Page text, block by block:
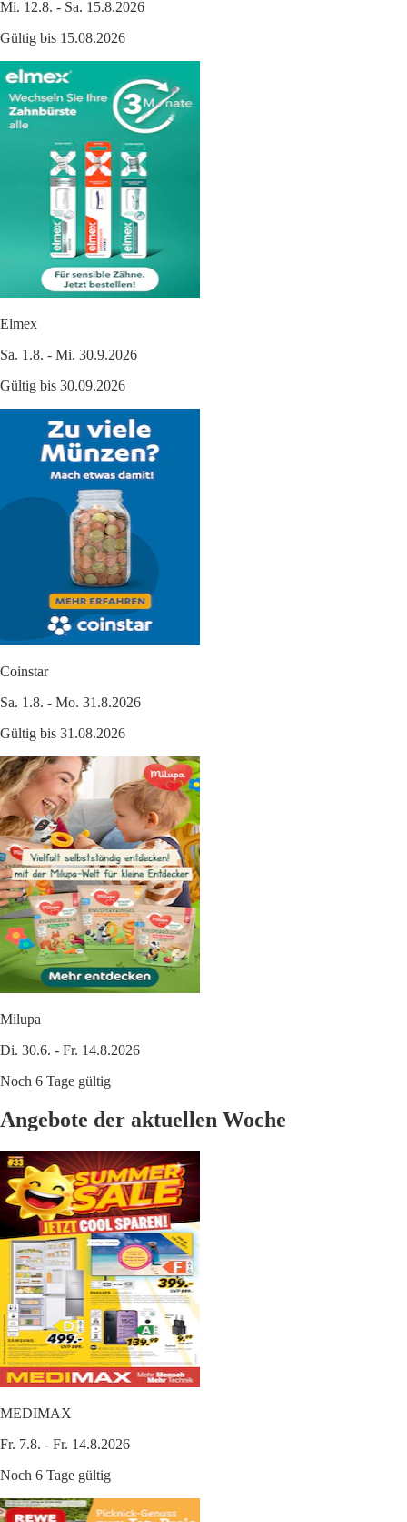
Mi. 12.8. - Sa. 15.8.2026
Gültig bis 15.08.2026
Elmex
Sa. 1.8. - Mi. 30.9.2026
Gültig bis 30.09.2026
Coinstar
Sa. 1.8. - Mo. 31.8.2026
Gültig bis 31.08.2026
Milupa
Di. 30.6. - Fr. 14.8.2026
Noch 6 Tage gültig
Angebote der aktuellen Woche
MEDIMAX
Fr. 7.8. - Fr. 14.8.2026
Noch 6 Tage gültig